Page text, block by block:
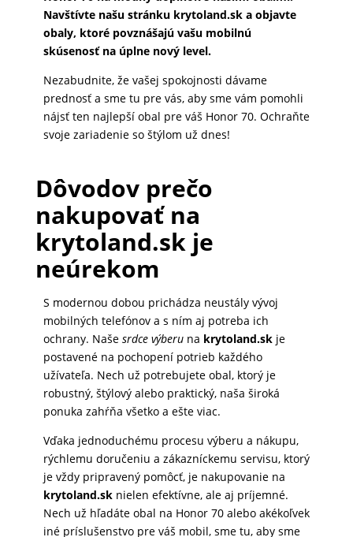
ZÁHRADA
Navštívte našu stránku krytoland.sk a objavte
obaly, ktoré povznášajú vašu mobilnú
skúsenosť na úplne nový level.
Nezabudnite, že vašej spokojnosti dávame
prednosť a sme tu pre vás, aby sme vám pomohli
nájsť ten najlepší obal pre váš Honor 70. Ochraňte
svoje zariadenie so štýlom už dnes!
Dôvodov prečo
nakupovať na
krytoland.sk je
neúrekom
S modernou dobou prichádza neustály vývoj
mobilných telefónov a s ním aj potreba ich
ochrany. Naše srdce výberuna krytoland.skje
postavené na pochopení potrieb každého
užívateľa. Nech už potrebujete obal, ktorý je
robustný, štýlový alebo praktický, naša široká
ponuka zahŕňa všetko a ešte viac.
Vďaka jednoduchému procesu výberu a nákupu,
rýchlemu doručeniu a zákazníckemu servisu, ktorý
je vždy pripravený pomôcť, je nakupovanie na
krytoland.sknielen efektívne, ale aj príjemné.
Nech už hľadáte obal na Honor 70 alebo akékoľvek
iné príslušenstvo pre váš mobil, sme tu, aby sme